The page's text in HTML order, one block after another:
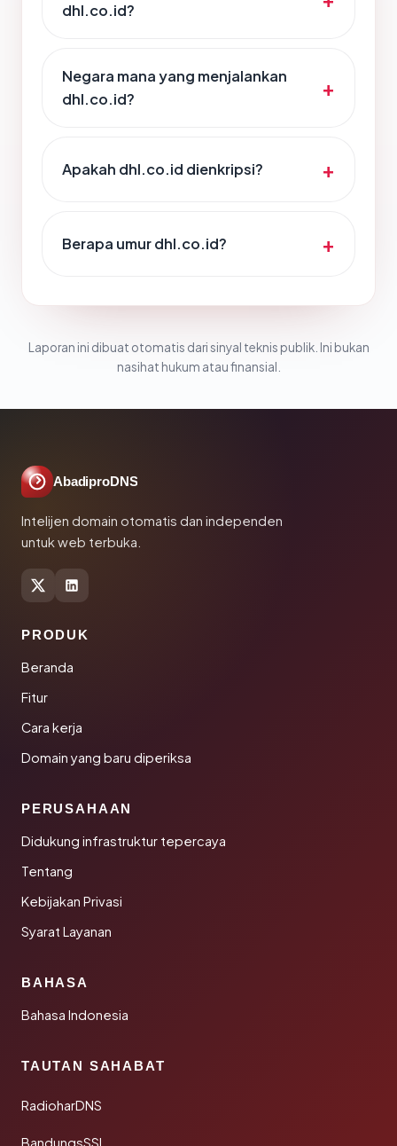
dhl.co.id?
Negara mana yang menjalankan
dhl.co.id?
Apakah dhl.co.id dienkripsi?
Berapa umur dhl.co.id?
Laporan ini dibuat otomatis dari sinyal teknis publik. Ini bukan
nasihat hukum atau finansial.
AbadiproDNS
Intelijen domain otomatis dan independen
untuk web terbuka.
PRODUK
Beranda
Fitur
Cara kerja
Domain yang baru diperiksa
PERUSAHAAN
Didukung infrastruktur tepercaya
Tentang
Kebijakan Privasi
Syarat Layanan
BAHASA
Bahasa Indonesia
TAUTAN SAHABAT
RadioharDNS
BandungsSSL